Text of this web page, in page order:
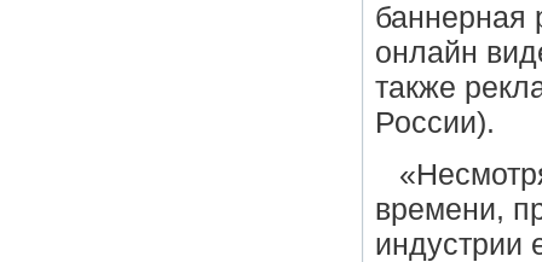
баннерная
онлайн
также
России).
времени,
индустрии